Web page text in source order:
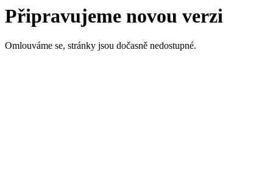
Připravujeme novou verzi
Omlouváme se, stránky jsou dočasně nedostupné.